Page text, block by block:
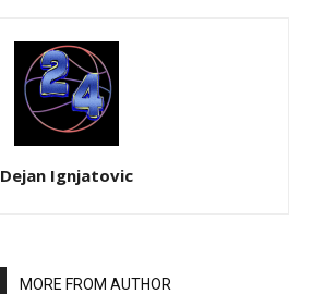
Dejan Ignjatovic
MORE FROM AUTHOR